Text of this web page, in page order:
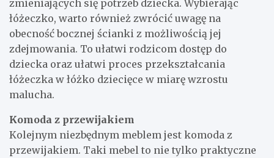
zmieniających się potrzeb dziecka. Wybierając
łóżeczko, warto również zwrócić uwagę na
obecność bocznej ścianki z możliwością jej
zdejmowania. To ułatwi rodzicom dostęp do
dziecka oraz ułatwi proces przekształcania
łóżeczka w łóżko dziecięce w miarę wzrostu
malucha.
Komoda z przewijakiem
Kolejnym niezbędnym meblem jest komoda z
przewijakiem. Taki mebel to nie tylko praktyczne